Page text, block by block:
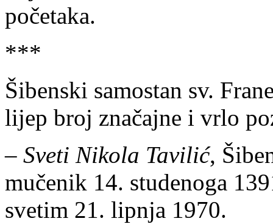
početaka.
***
Šibenski samostan sv.
lijep broj značajne i vrlo
– Sveti Nikola Tavilić,
mučenik 14. studenoga
svetim 21. lipnja 1970.